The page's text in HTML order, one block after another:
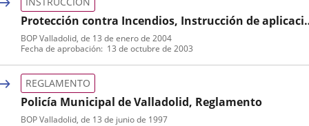
Protección contra Incendios, Instrucción de
de normativa
Tipo
de
normativa
Referencia
boletin
BOP Valladolid, de 13 de enero de 2004
Fecha de aprobación 13 de octubre de 2003
Policía Municipal de Valladolid, Reglamento
REGLAMENTO
BOP Valladolid, de 13 de junio de 1997